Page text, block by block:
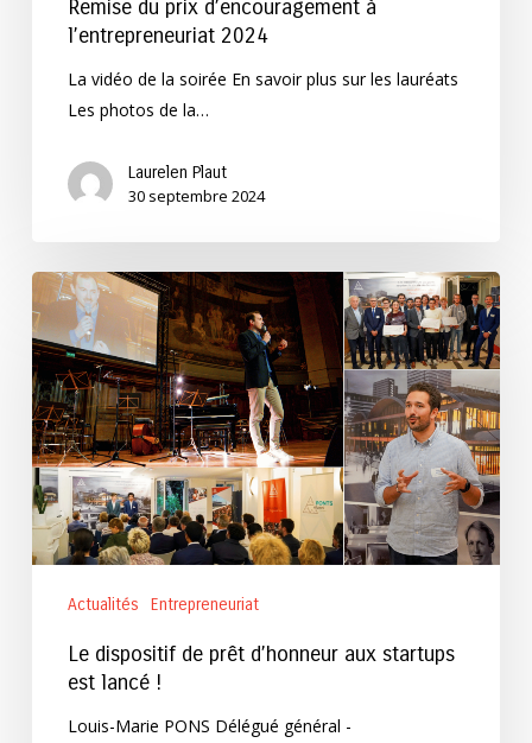
Remise du prix d’encouragement à
l’entrepreneuriat 2024
La vidéo de la soirée En savoir plus sur les lauréats
Les photos de la…
Laurelen Plaut
30 septembre 2024
Le
dispositif
de
prêt
d’honneur
aux
startups
est
lancé
!
Actualités Entrepreneuriat
Le dispositif de prêt d’honneur aux startups
est lancé !
Louis-Marie PONS Délégué général -